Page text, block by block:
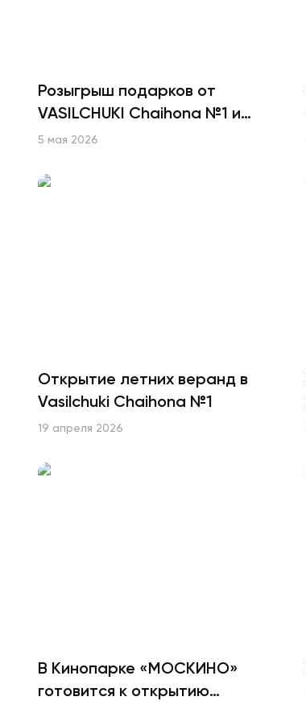
Розыгрыш подарков от
VASILCHUKI Chaihona №1 и
ТайРай
5 мая 2026
Открытие летних веранд в
Vasilchuki Chaihona №1
19 апреля 2026
В Кинопарке «МОСКИНО»
готовится к открытию